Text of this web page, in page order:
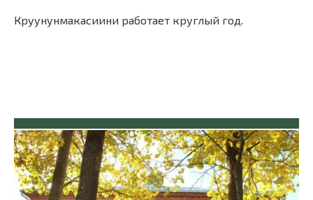
Круунунмакасиини работает круглый год.